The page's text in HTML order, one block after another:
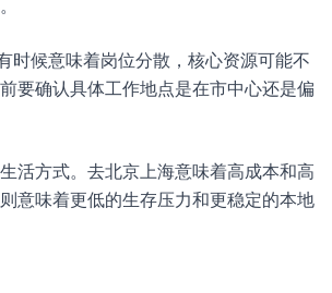
时候意味着岗位分散，核心资源可能不
要确认具体工作地点是在市中心还是偏
活方式。去北京上海意味着高成本和高
意味着更低的生存压力和更稳定的本地